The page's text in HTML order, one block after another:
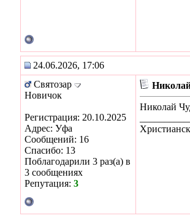
24.06.2026, 17:06
Святозар
Новичок
Регистрация: 20.10.2025
Адрес: Уфа
Сообщений: 16
Спасибо: 13
Поблагодарили 3 раз(а) в
3 сообщениях
Репутация: 3
Николай